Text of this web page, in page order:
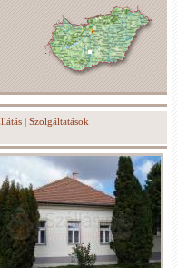
| Szolgáltatások